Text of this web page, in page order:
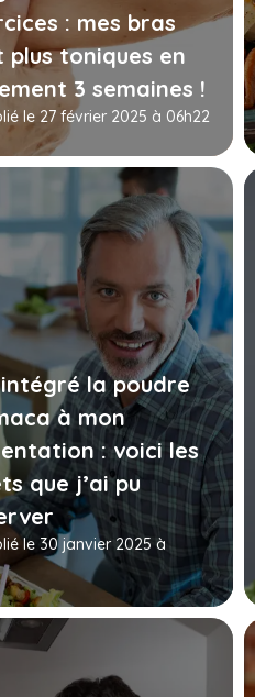
: mes bras
plus toniques en
3 semaines !
le 27 février 2025 à 06h22
intégré la poudre
à mon
: voici les
que j’ai pu
le 30 janvier 2025 à